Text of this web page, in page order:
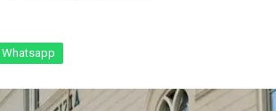
Whatsapp